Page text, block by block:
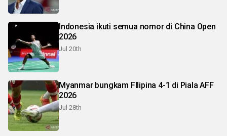
Indonesia ikuti semua nomor di China Open
2026
Jul 20th
Myanmar bungkam FIlipina 4-1 di Piala AFF
2026
Jul 28th